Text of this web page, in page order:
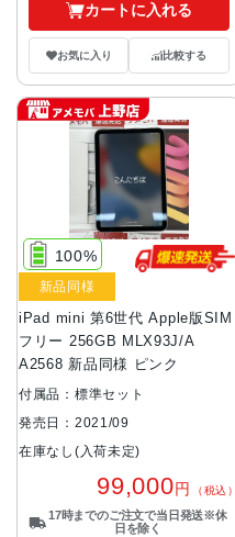
カートに入れる
お気に入り 比較する
iPad mini 第6世代 Apple版SIM
フリー 256GB MLX93J/A
A2568 新品同様 ピンク
100%
新品同様
付属品：標準セット
発売日：2021/09
在庫なし(入荷未定)
99,000円 （税込）
17時までのご注文で当日発送※休
日を除く